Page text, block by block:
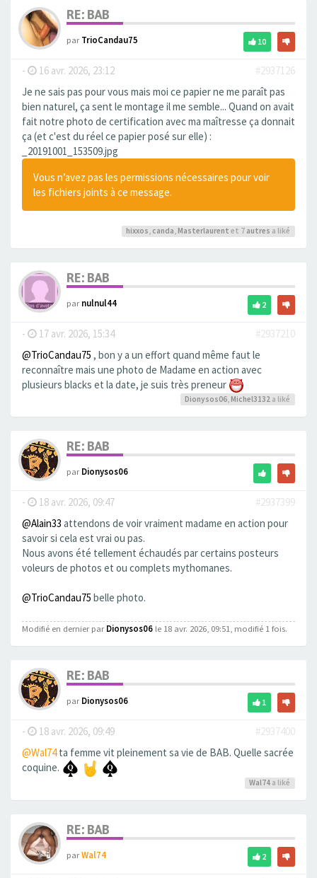
RE: BAB
parTrioCandau75 10
- 16 avr. 2026, 23:12
#2937126
Je ne sais pas pour vous mais moi ce papier ne me paraît pas
bien naturel, ça sent le montage il me semble... Quand on avait
fait notre photo de certification avec ma maîtresse ça donnait
ça (et c'est du réel ce papier posé sur elle) :
_20191001_153509.jpg
Vous n’avez pas les permissions nécessaires pour voir
les fichiers joints à ce message.
hixxos canda Masterlaurent et 7 autres a liké
RE: BAB
parnulnul44 2
- 17 avr. 2026, 15:34
#2937210
@TrioCandau75 , bon y a un effort quand même faut le
reconnaître mais une photo de Madame en action avec
plusieurs blacks et la date, je suis très preneur
Dionysos06 Michel3132 a liké
RE: BAB
parDionysos06
- 18 avr. 2026, 09:47
#2937399
@Alain33 attendons de voir vraiment madame en action pour
savoir si cela est vrai ou pas.
Nous avons été tellement échaudés par certains posteurs
voleurs de photos et ou complets mythomanes.
@TrioCandau75 belle photo.
Modifié en dernier parDionysos06 le 18 avr. 2026, 09:51, modifié 1 fois.
RE: BAB
parDionysos06 1
- 18 avr. 2026, 09:49
#2937400
@Wal74ta femme vit pleinement sa vie de BAB. Quelle sacrée
coquine.
Wal74 a liké
RE: BAB
parWal74 2